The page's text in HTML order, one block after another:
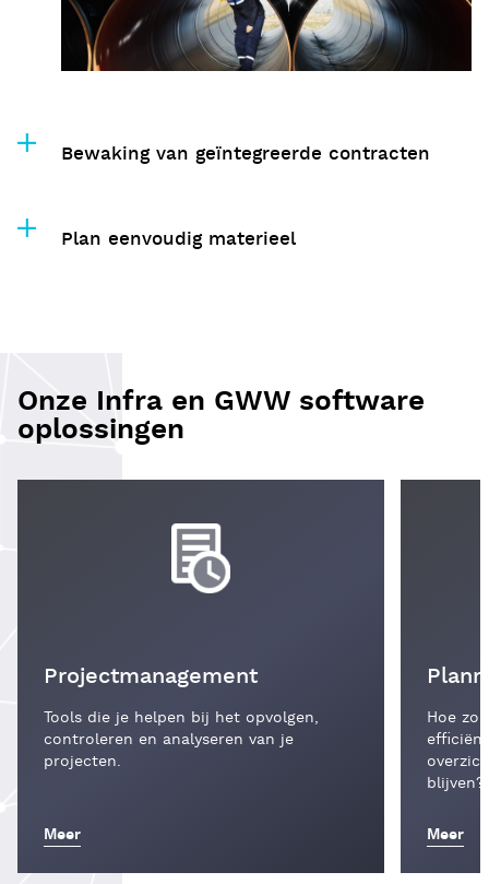
Bewaking van geïntegreerde contracten
Plan eenvoudig materieel
Onze Infra en GWW software
oplossingen
Projectmanagement
Tools die je helpen bij het opvolgen,
controleren en analyseren van je
projecten.
Meer
Hoe
blijven?
Meer